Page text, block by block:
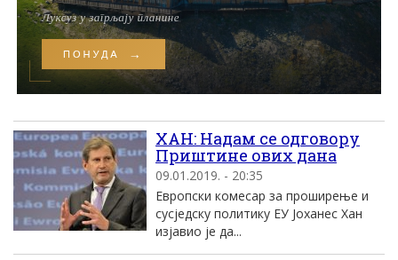
ХАН: Надам се одговору
Приштине ових дана
09.01.2019. - 20:35
Европски комесар за проширење и
сусједску политику ЕУ Јоханес Хан
изјавио је да...